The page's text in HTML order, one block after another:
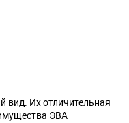
вид. Их отличительная
ЭВА